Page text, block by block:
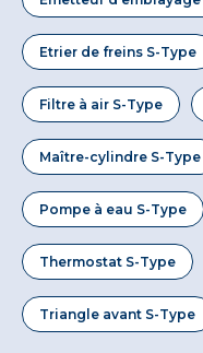
Etrier de freins S-Type
Filtre à air S-Type
Maître-cylindre S-Type
Pompe à eau S-Type
Thermostat S-Type
Triangle avant S-Type